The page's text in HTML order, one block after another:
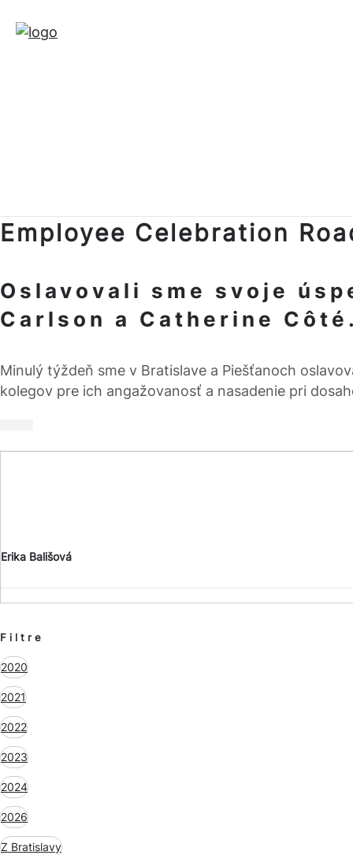
Employee Celebration
Oslavovali sme svoje
Carlson a Catherine
Minulý týždeň sme v Bratislave a Piešťanoch
kolegov pre ich angažovanosť a nasadenie pri
Erika Bališová
Filtre
2020
2021
2022
2023
2024
2026
Z Bratislavy